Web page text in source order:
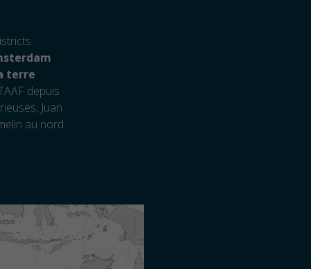
:
terre
depuis
Juan
au nord